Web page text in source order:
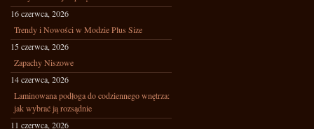
16 czerwca, 2026
Trendy i Nowości w Modzie Plus Size
15 czerwca, 2026
Zapachy Niszowe
14 czerwca, 2026
Laminowana podłoga do codziennego wnętrza:
jak wybrać ją rozsądnie
11 czerwca, 2026